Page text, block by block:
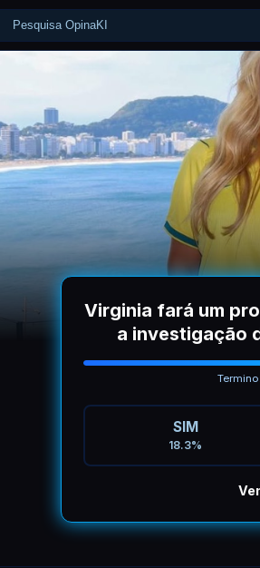
Virginia fará um
a investigação
Termino:
SIM
18.3%